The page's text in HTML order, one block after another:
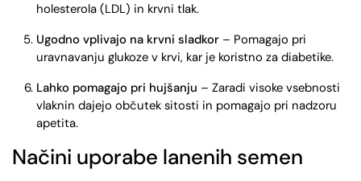
holesterola (LDL) in krvni tlak.
Ugodno vplivajo na krvni sladkor– Pomagajo pri
uravnavanju glukoze v krvi, kar je koristno za diabetike.
Lahko pomagajo pri hujšanju – Zaradi visoke vsebnosti
vlaknin dajejo občutek sitosti in pomagajo pri nadzoru
apetita.
Načini uporabe lanenih semen